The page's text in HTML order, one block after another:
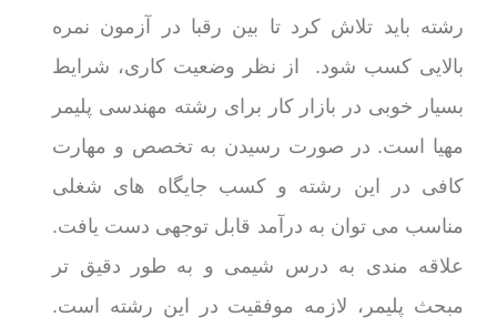
رشته باید تلاش کرد تا بین رقبا در آزمون نمره
بالایی کسب شود. از نظر وضعیت کاری، شرایط
بسیار خوبی در بازار کار برای رشته مهندسی پلیمر
مهیا است. در صورت رسیدن به تخصص و مهارت
کافی در این رشته و کسب جایگاه های شغلی
مناسب می توان به درآمد قابل توجهی دست یافت.
علاقه مندی به درس شیمی و به طور دقیق تر
مبحث پلیمر، لازمه موفقیت در این رشته است.